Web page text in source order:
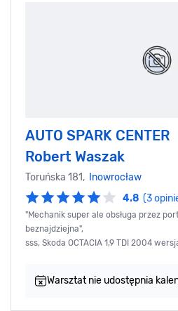
AUTO SPARK CENTER
Robert Waszak
Toruńska 181, Inowrocław
4.8 (3
"Mechanik super ale obsługa przez
beznajdziejna",
sss, Skoda OCTACIA 1,9 TDI 2004
Warsztat nie udostępnia